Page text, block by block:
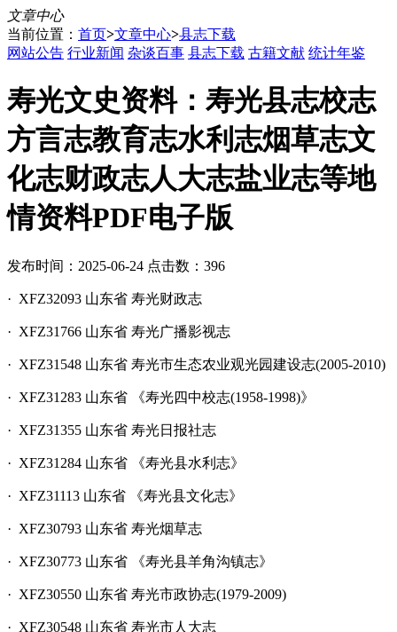
文章中心
当前位置： 首页>文章中心>县志下载
网站公告 行业新闻 杂谈百事 县志下载 古籍文献 统计年鉴
寿光文史资料：寿光县志校志
方言志教育志水利志烟草志文
化志财政志人大志盐业志等地
情资料PDF电子版
发布时间：2025-06-24 点击数：396
· XFZ32093 山东省 寿光财政志
· XFZ31766 山东省 寿光广播影视志
· XFZ31548 山东省 寿光市生态农业观光园建设志(2005-2010)
· XFZ31283 山东省 《寿光四中校志(1958-1998)》
· XFZ31355 山东省 寿光日报社志
· XFZ31284 山东省 《寿光县水利志》
· XFZ31113 山东省 《寿光县文化志》
· XFZ30793 山东省 寿光烟草志
· XFZ30773 山东省 《寿光县羊角沟镇志》
· XFZ30550 山东省 寿光市政协志(1979-2009)
· XFZ30548 山东省 寿光市人大志